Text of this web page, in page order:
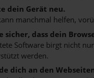
dein Gerät neu.
manchmal helfen,
sicher, dass dein
Software birgt nicht
werden.
dich an den